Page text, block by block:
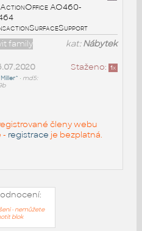
ActionOffice AO460-
kat:Nábytek
family
Staženo: 1x
• md5:
členy webu
- registrace je bezplatná.
- nemůžete
blok